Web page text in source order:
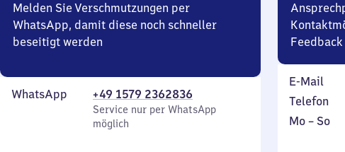
Melden Sie Verschmutzungen per
WhatsApp, damit diese noch schneller
beseitigt werden
WhatsApp +49 1579 2362836
Service nur per WhatsApp
möglich
E-Mail
Telefon
Montag
Mo – So,